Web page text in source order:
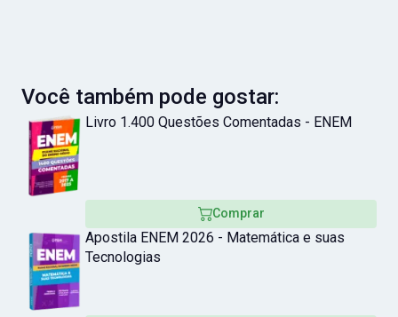
Você também pode gostar:
Livro 1.400 Questões Comentadas - ENEM
Comprar
Apostila ENEM 2026 - Matemática e suas
Tecnologias